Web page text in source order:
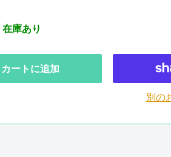
在庫あり
カートに追加
別の